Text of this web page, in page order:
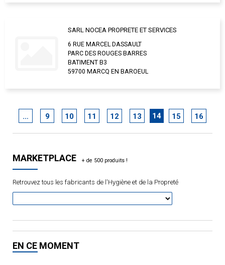
SARL NOCEA PROPRETE ET SERVICES
6 RUE MARCEL DASSAULT
PARC DES ROUGES BARRES
BATIMENT B3
59700 MARCQ EN BAROEUL
… 9 10 11 12 13 14 15 16
MARKETPLACE
Retrouvez tous les fabricants de l'Hygiène et de la Propreté
EN CE MOMENT